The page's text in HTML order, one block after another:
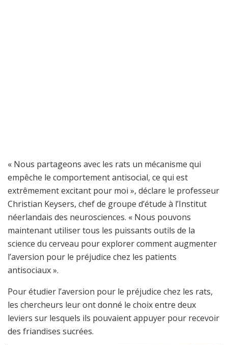
« Nous partageons avec les rats un mécanisme qui
empêche le comportement antisocial, ce qui est
extrêmement excitant pour moi », déclare le professeur
Christian Keysers, chef de groupe d’étude à l’Institut
néerlandais des neurosciences. « Nous pouvons
maintenant utiliser tous les puissants outils de la
science du cerveau pour explorer comment augmenter
l’aversion pour le préjudice chez les patients
antisociaux ».
Pour étudier l’aversion pour le préjudice chez les rats,
les chercheurs leur ont donné le choix entre deux
leviers sur lesquels ils pouvaient appuyer pour recevoir
des friandises sucrées.